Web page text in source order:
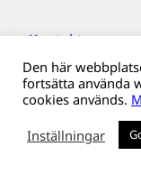
Kontakt
Om
Behandling av
Den här
fortsätta använda
cookies används.
Inställningar